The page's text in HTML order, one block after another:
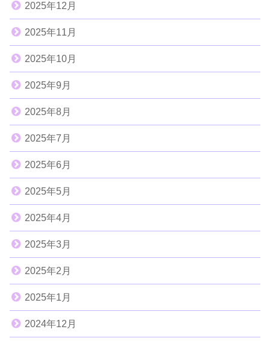
2025年12月
2025年11月
2025年10月
2025年9月
2025年8月
2025年7月
2025年6月
2025年5月
2025年4月
2025年3月
2025年2月
2025年1月
2024年12月